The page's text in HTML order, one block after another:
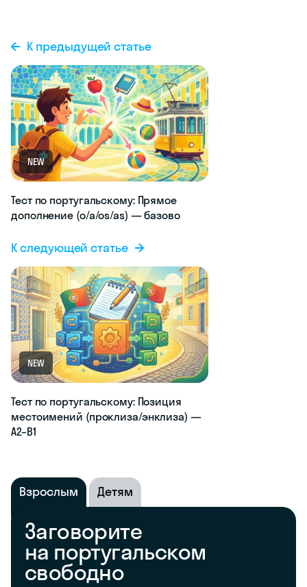
К предыдущей статье
NEW
Тест по португальскому: Прямое
дополнение (o/a/os/as) — базово
К следующей статье
NEW
Тест по португальскому: Позиция
местоимений (проклиза/энклиза) —
A2–B1
Взрослым Детям
Заговорите
на португальском
свободно